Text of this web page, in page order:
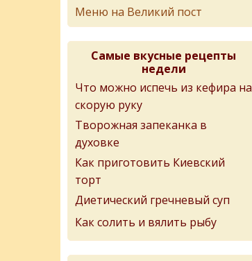
Меню на Великий пост
Самые вкусные рецепты
недели
Что можно испечь из кефира на
скорую руку
Творожная запеканка в
духовке
Как приготовить Киевский
торт
Диетический гречневый суп
Как солить и вялить рыбу